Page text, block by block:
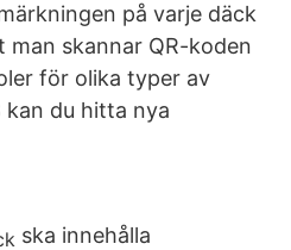
på varje däck
man skannar QR-koden
för olika typer av
kan du hitta nya
ska innehålla